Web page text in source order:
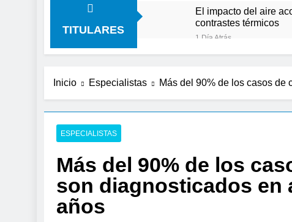
TITULARES
El impacto del aire
contrastes térmicos
1 Día Atrás
Expertos de Miranza
ISDIN promueve la
1 Semana Atrás
La fisioterapia
Inicio Especialistas Más del 90% de los casos de
ESPECIALISTAS
Más del 90% de los
son diagnosticados en
años